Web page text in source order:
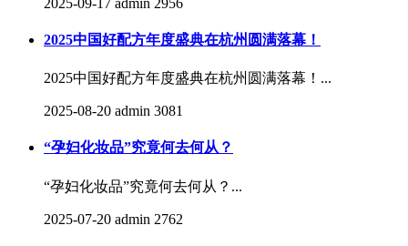
2025中国好配方年度盛典在杭州圆满落幕！
2025中国好配方年度盛典在杭州圆满落幕！...
2025-08-20 admin 3081
“孕妇化妆品”究竟何去何从？
“孕妇化妆品”究竟何去何从？...
2025-07-20 admin 2762